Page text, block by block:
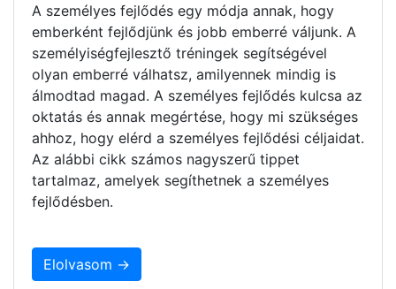
A személyes fejlődés egy módja annak, hogy
emberként fejlődjünk és jobb emberré váljunk. A
személyiségfejlesztő tréningek segítségével
olyan emberré válhatsz, amilyennek mindig is
álmodtad magad. A személyes fejlődés kulcsa az
oktatás és annak megértése, hogy mi szükséges
ahhoz, hogy elérd a személyes fejlődési céljaidat.
Az alábbi cikk számos nagyszerű tippet
tartalmaz, amelyek segíthetnek a személyes
fejlődésben.
Elolvasom →